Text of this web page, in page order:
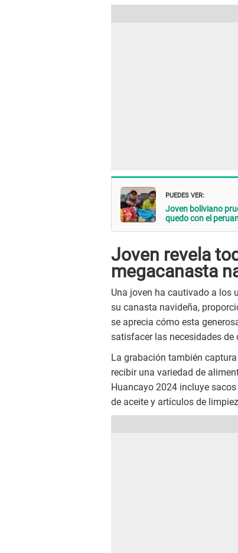
PUEDES VER:
Joven boliviano
quedo con el
Joven revela
megacanasta
Una joven ha cautivado a los
su canasta navideña,
se aprecia cómo esta
satisfacer las necesidades de
La grabación también
recibir una variedad de
Huancayo 2024 incluye
de aceite y artículos de